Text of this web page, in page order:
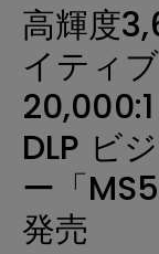
高輝度
イティ
20,000:1
DLP ビ
ー「
発売